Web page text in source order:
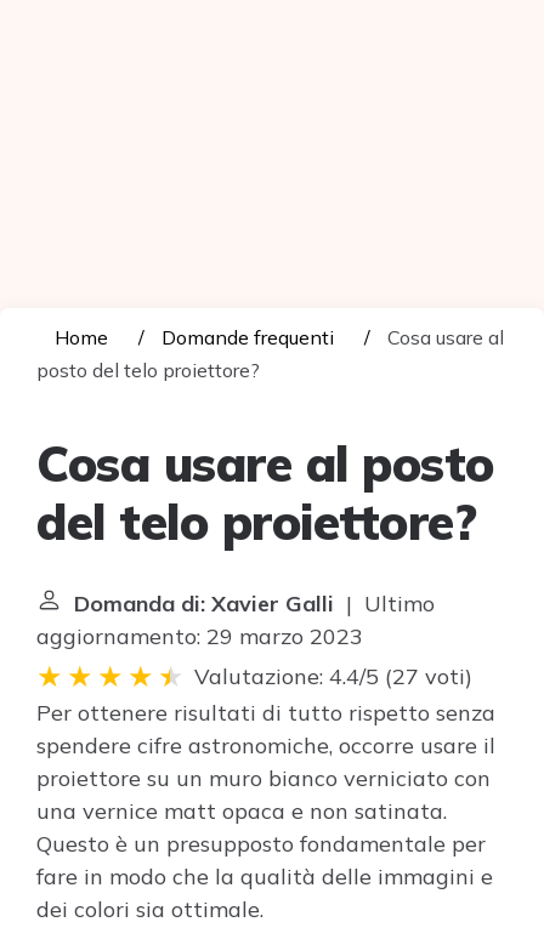
Home Domande frequenti
Cosa usare al
posto del telo proiettore?
Cosa usare al posto
del telo proiettore?
Domanda di: Xavier Galli | Ultimo
aggiornamento: 29 marzo 2023
Valutazione: 4.4/5 (27 voti)
Per ottenere risultati di tutto rispetto senza
spendere cifre astronomiche, occorre usare il
proiettore su un muro bianco verniciato con
una vernice matt opaca e non satinata.
Questo è un presupposto fondamentale per
fare in modo che la qualità delle immagini e
dei colori sia ottimale.